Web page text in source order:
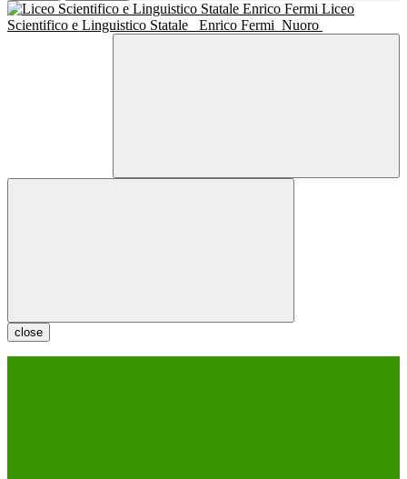
Liceo
Scientifico e Linguistico Statale
Enrico Fermi Nuoro
close